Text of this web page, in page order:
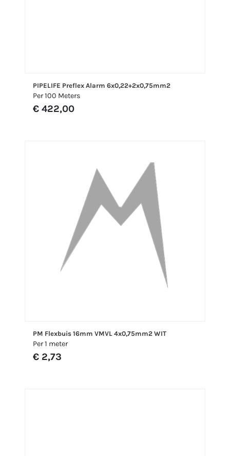
PIPELIFE Preflex Alarm 6x0,22+2x0,75mm2
Per 100 Meters
€ 422,00
PM Flexbuis 16mm VMVL 4x0,75mm2 WIT
Per 1 meter
€ 2,73